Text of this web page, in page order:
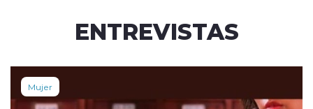
ENTREVISTAS
Mujer